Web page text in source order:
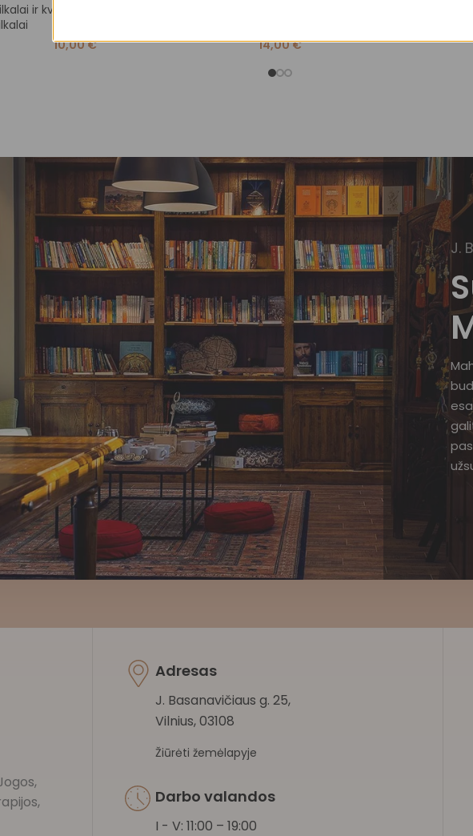
ir kvapai
10,00€
14,00€
J.
Adresas
J. Basanavičiaus g. 25,
Vilnius, 03108
Žiūrėti žemėlapyje
Darbo valandos
I - V: 11:00 – 19:00